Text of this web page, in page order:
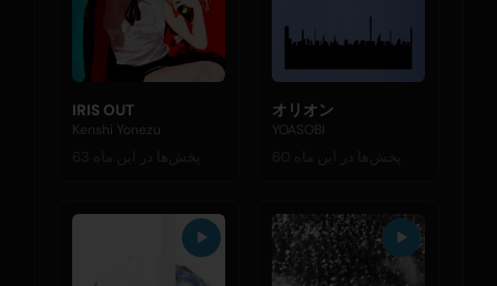
IRIS OUT
Kenshi Yonezu
63 پخش‌ها در این ماه
オリオン
YOASOBI
60 پخش‌ها در این ماه